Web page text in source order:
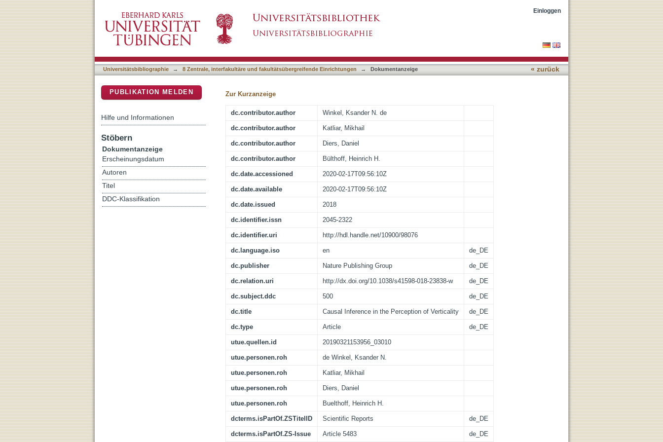
Einloggen
Universitätsbibliographie → 8 Zentrale, interfakultäre und fakultätsübergreifende Einrichtungen → Dokumentanzeige « zurück
Zur Kurzanzeige
dc.contributor.author Winkel, Ksander N. de
dc.contributor.author Katliar, Mikhail
dc.contributor.author Diers, Daniel
dc.contributor.author Bülthoff, Heinrich H.
dc.date.accessioned 2020-02-17T09:56:10Z
dc.date.available 2020-02-17T09:56:10Z
dc.date.issued 2018
dc.identifier.issn 2045-2322
dc.identifier.uri http://hdl.handle.net/10900/98076
dc.language.iso en de_DE
dc.publisher Nature Publishing Group de_DE
dc.relation.uri http://dx.doi.org/10.1038/s41598-018-23838-w de_DE
dc.subject.ddc 500 de_DE
dc.title Causal Inference in the Perception of Verticality de_DE
dc.type Article de_DE
utue.quellen.id 20190321153956_03010
utue.personen.roh de Winkel, Ksander N.
utue.personen.roh Katliar, Mikhail
utue.personen.roh Diers, Daniel
utue.personen.roh Buelthoff, Heinrich H.
dcterms.isPartOf.ZSTitelID Scientific Reports de_DE
dcterms.isPartOf.ZS-Issue Article 5483 de_DE
PUBLIKATION MELDEN
Hilfe und Informationen
Stöbern
Dokumentanzeige
Erscheinungsdatum
Autoren
Titel
DDC-Klassifikation